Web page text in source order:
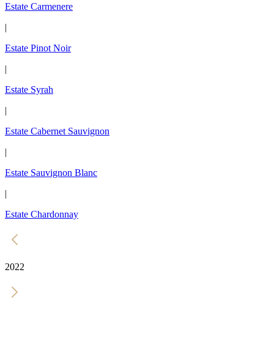
Estate Carmenere
|
Estate Pinot Noir
|
Estate Syrah
|
Estate Cabernet Sauvignon
|
Estate Sauvignon Blanc
|
Estate Chardonnay
2022